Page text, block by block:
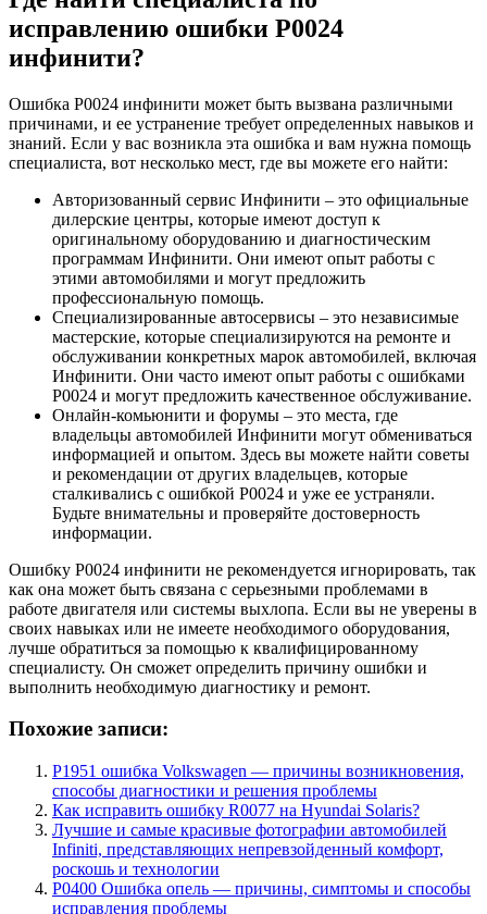
исправлению ошибки Р0024
инфинити?
Ошибка Р0024 инфинити может быть вызвана различными
причинами, и ее устранение требует определенных навыков и
знаний. Если у вас возникла эта ошибка и вам нужна помощь
специалиста, вот несколько мест, где вы можете его найти:
Авторизованный сервис Инфинити – это официальные
дилерские центры, которые имеют доступ к
оригинальному оборудованию и диагностическим
программам Инфинити. Они имеют опыт работы с
этими автомобилями и могут предложить
профессиональную помощь.
Специализированные автосервисы – это независимые
мастерские, которые специализируются на ремонте и
обслуживании конкретных марок автомобилей, включая
Инфинити. Они часто имеют опыт работы с ошибками
Р0024 и могут предложить качественное обслуживание.
Онлайн-комьюнити и форумы – это места, где
владельцы автомобилей Инфинити могут обмениваться
информацией и опытом. Здесь вы можете найти советы
и рекомендации от других владельцев, которые
сталкивались с ошибкой Р0024 и уже ее устраняли.
Будьте внимательны и проверяйте достоверность
информации.
Ошибку Р0024 инфинити не рекомендуется игнорировать, так
как она может быть связана с серьезными проблемами в
работе двигателя или системы выхлопа. Если вы не уверены в
своих навыках или не имеете необходимого оборудования,
лучше обратиться за помощью к квалифицированному
специалисту. Он сможет определить причину ошибки и
выполнить необходимую диагностику и ремонт.
Похожие записи:
P1951 ошибка Volkswagen — причины возникновения,
способы диагностики и решения проблемы
Как исправить ошибку R0077 на Hyundai Solaris?
Лучшие и самые красивые фотографии автомобилей
Infiniti, представляющих непревзойденный комфорт,
роскошь и технологии
Р0400 Ошибка опель — причины, симптомы и способы
исправления проблемы